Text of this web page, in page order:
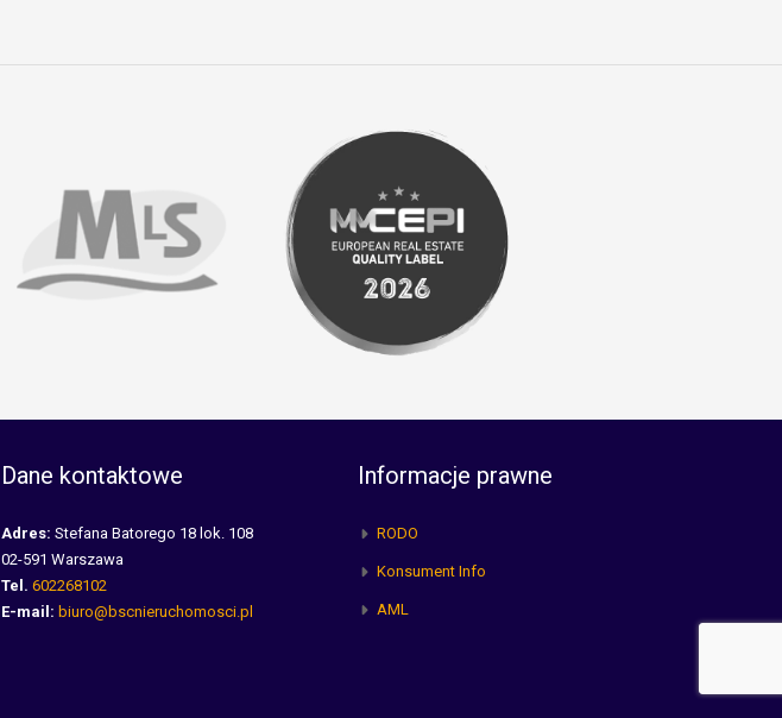
Dane kontaktowe
Adres: Stefana Batorego 18 lok. 108
02-591 Warszawa
Tel. 602268102
E-mail: biuro@bscnieruchomosci.pl
Informacje prawne
RODO
Konsument Info
AML